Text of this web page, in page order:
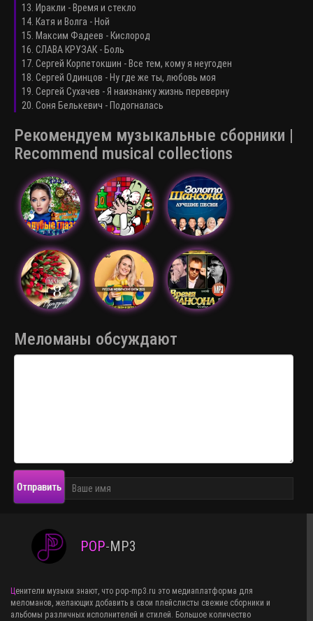
13. Иракли - Время и стекло
14. Катя и Волга - Ной
15. Максим Фадеев - Кислород
16. СЛАВА КРУЗАК - Боль
17. Сергей Корпетокшин - Все тем, кому я неугоден
18. Сергей Одинцов - Ну где же ты, любовь моя
19. Сергей Сухачев - Я наизнанку жизнь переверну
20. Соня Белькевич - Подогналась
Рекомендуем музыкальные сборники |
Recommend musical collections
Меломаны обсуждают
Отправить
POP-MP3
Ценители музыки знают, что pop-mp3.ru это медиаплатформа для
меломанов, желающих добавить в свои плейслисты свежие сборники и
альбомы различных исполнителей и стилей. Большое количество